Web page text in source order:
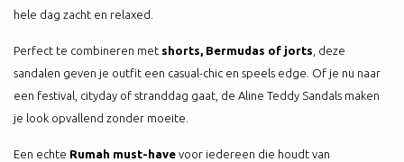
hele dag zacht en relaxed.
Perfect te combineren met shorts, Bermudas of jorts , deze
sandalen geven je outfit een casual-chic en speels edge. Of je nu naar
een festival, cityday of stranddag gaat, de Aline Teddy Sandals maken
je look opvallend zonder moeite.
Een echte Rumah must-have voor iedereen die houdt van